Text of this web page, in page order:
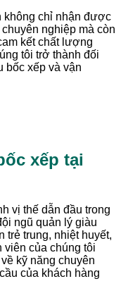
không chỉ nhận được
nghiệp mà còn
kết chất lượng
tôi trở thành đối
bốc xếp và vận
xếp tại
vị thế dẫn đầu trong
ngũ quản lý giàu
trẻ trung, nhiệt huyết,
viên của chúng tôi
kỹ năng chuyên
của khách hàng